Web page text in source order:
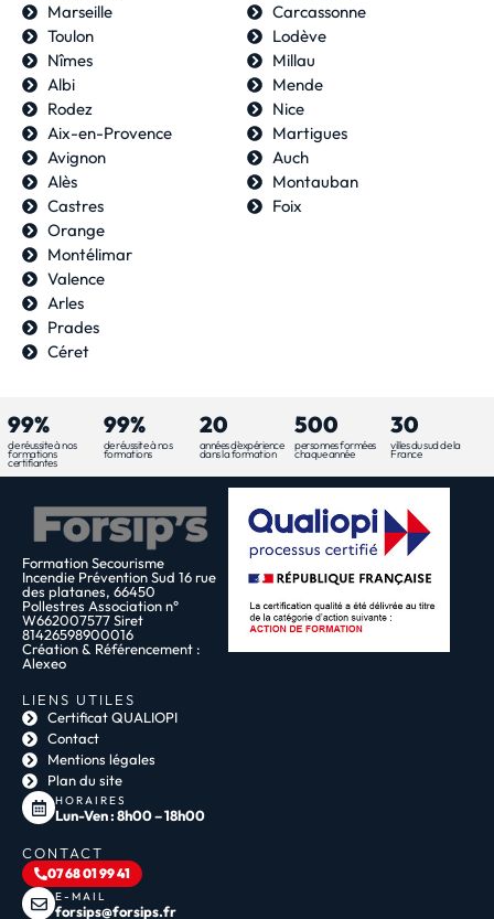
Marseille
Toulon
Nîmes
Carcassonne
Lodève
Millau
Albi
Rodez
Aix-en-Provence
Avignon
Alès
Castres
Mende
Nice
Martigues
Auch
Montauban
Foix
Orange
Montélimar
Valence
Arles
Prades
Céret
99%
de réussite à nos
formations
certifiantes
99%
de réussite à nos
formations
20
années d'expérience
dans la formation
500
personnes formées
chaque année
30
villes du sud de la
France
Formation Secourisme
Incendie Prévention Sud 16 rue
des platanes, 66450
Pollestres Association n°
W662007577 Siret
81426598900016
Création & Référencement :
Alexeo
LIENS UTILES
Certificat QUALIOPI
Contact
Mentions légales
Plan du site
HORAIRES
Lun-Ven : 8h00 – 18h00
CONTACT
07 68 01 99 41
E-MAIL
forsips@forsips.fr